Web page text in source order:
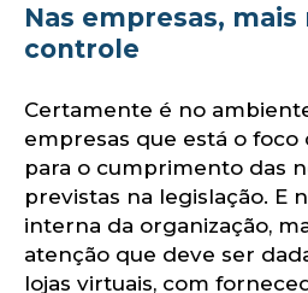
Nas empresas, mais
controle
Certamente é no
empresas que está o
para o cumprimento das
previstas na legislação. E
interna da organização,
atenção que deve ser
lojas virtuais, com